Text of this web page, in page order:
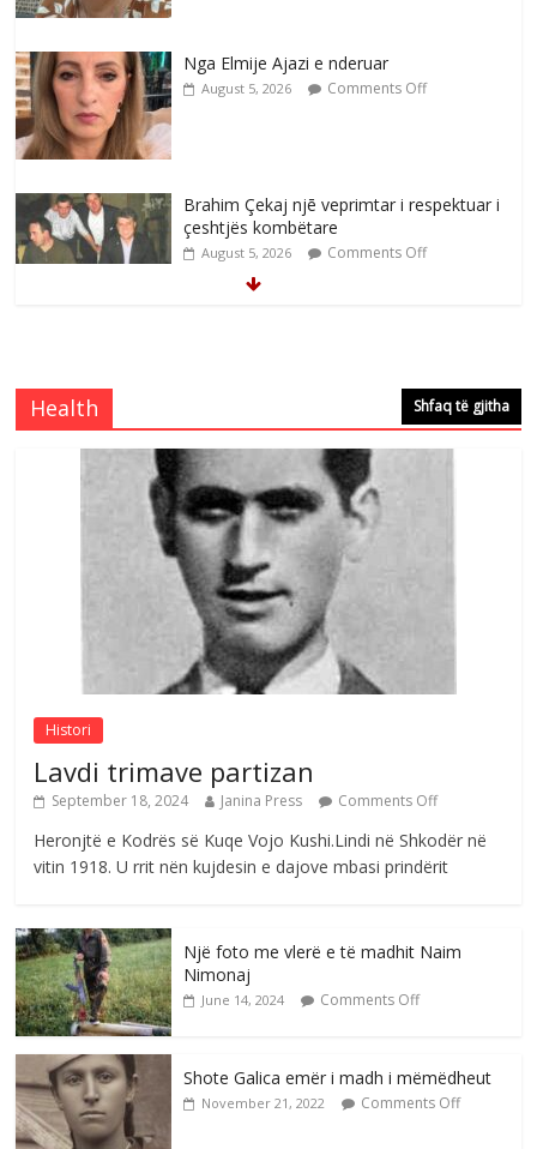
Nga Elmije Ajazi e nderuar
August 5, 2026 Comments Off
Brahim Çekaj njē veprimtar i respektuar i
çeshtjës kombëtare
August 5, 2026 Comments Off
e invalidëve në Fushë Kosovë
Comments Off
Çlirimtari Agron Gërvalla me takime pune
në atdhe të shoqerisë Levizja
August 3, 2026 Comments Off
Postim me vlera nga artistja e mirëfilltë
Mimoza Gjoni
August 6, 2026 Comments Off
Health Shfaq të gjitha
Histori
Lavdi trimave partizan
September 18, 2024 Janina Press Comments Off
Heronjtë e Kodrës së Kuqe Vojo Kushi.Lindi në Shkodër në
vitin 1918. U rrit nën kujdesin e dajove mbasi prindërit
Një foto me vlerë e të madhit Naim
Nimonaj
June 14, 2024 Comments Off
Shote Galica emër i madh i mëmëdheut
November 21, 2022 Comments Off